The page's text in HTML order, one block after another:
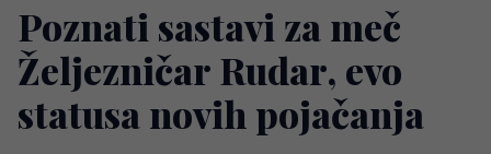
Poznati sastavi za meč
Željezničar Rudar, evo
statusa novih pojačanja